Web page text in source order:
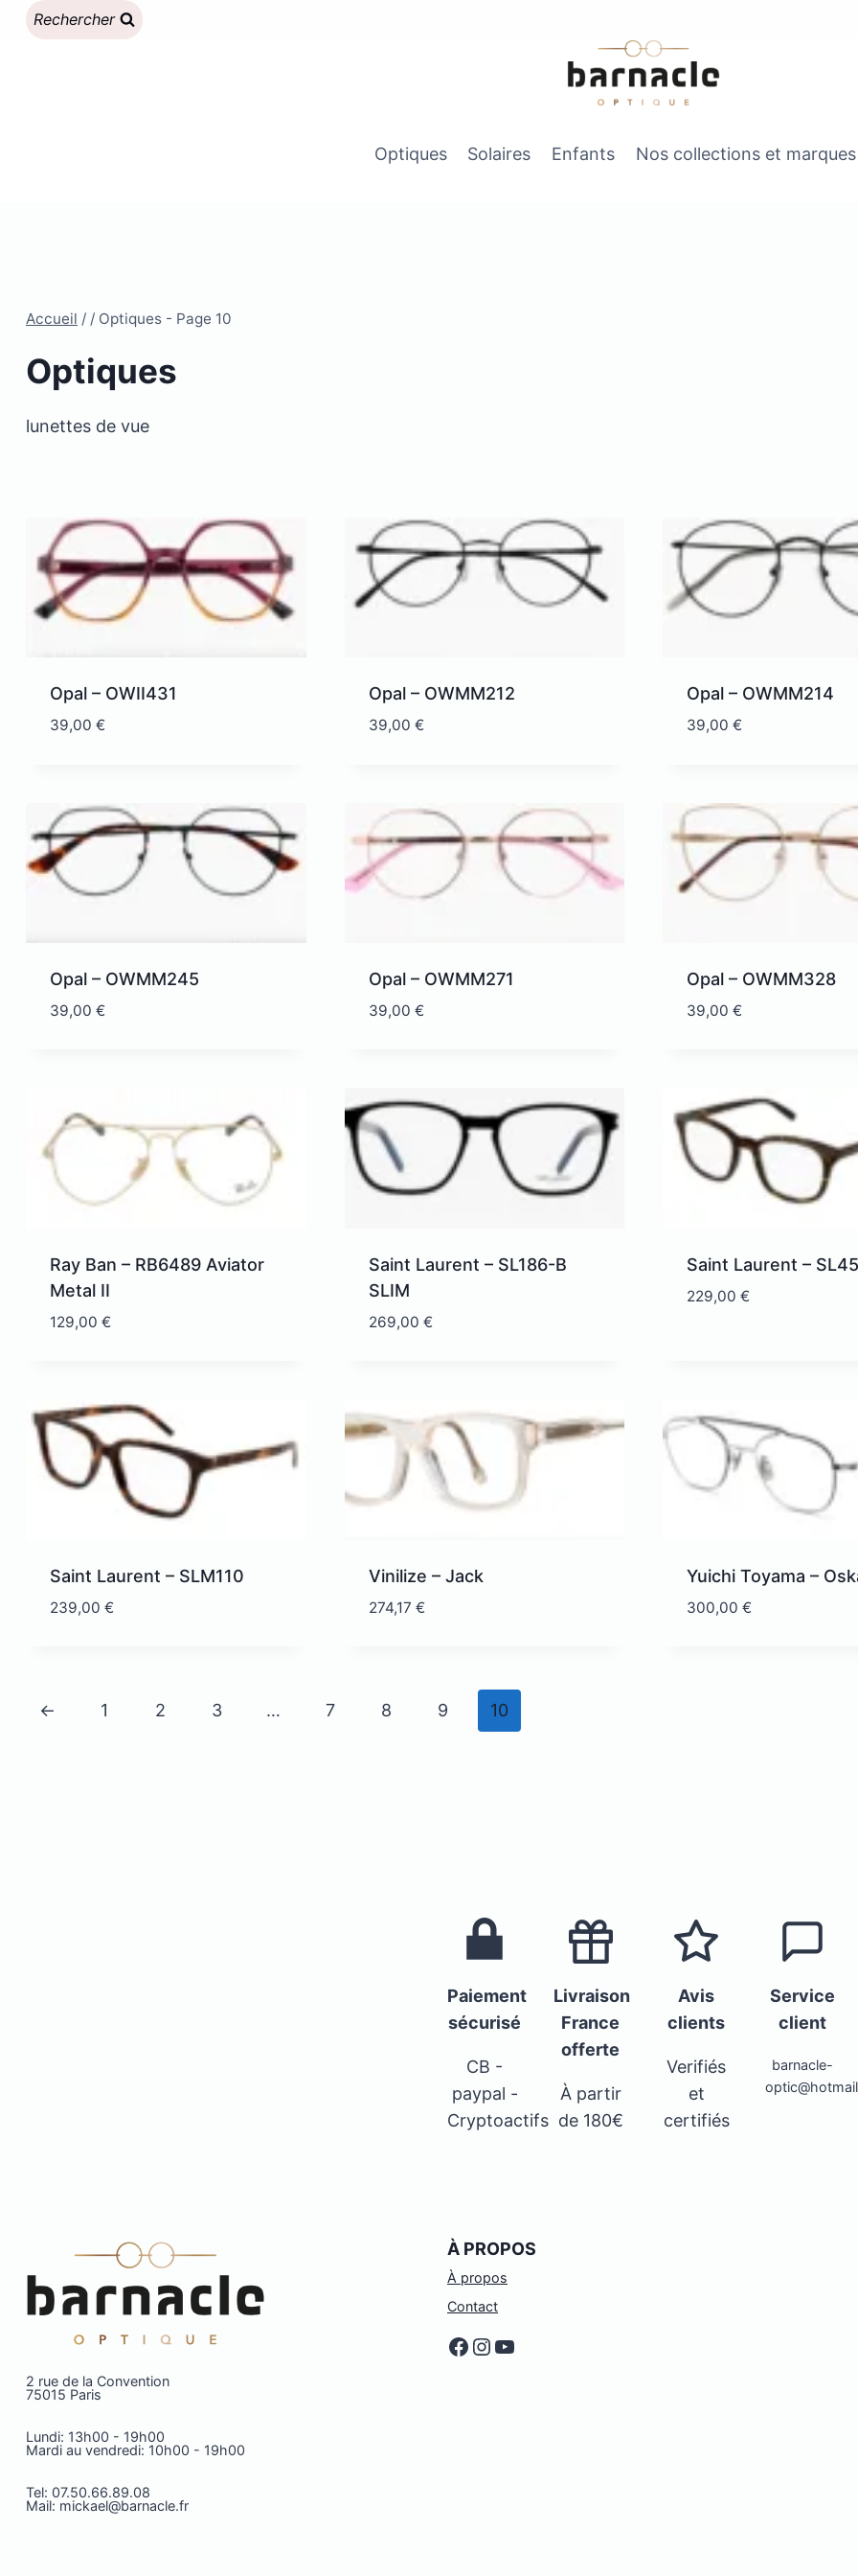
Rechercher
Optiques Solaires Enfants Nos collections et marques
Accueil / / Optiques - Page 10
Optiques
lunettes de vue
Opal – OWII431
39,00 €
Opal – OWMM212
39,00 €
Opal – OWMM214
39,00 €
Opal – OWMM245
39,00 €
Opal – OWMM271
39,00 €
Opal – OWMM328
39,00 €
Ray Ban – RB6489 Aviator
Metal II
129,00 €
Saint Laurent – SL186-B
SLIM
269,00 €
Saint Laurent –
229,00 €
Saint Laurent – SLM110
239,00 €
Vinilize – Jack
274,17 €
Yuichi Toyama –
300,00 €
← 1 2 3 … 7 8 9 10
Paiement
sécurisé
CB -
paypal -
Cryptoactifs
Livraison
France
offerte
À partir
de 180€
Avis
clients
Verifiés
et
certifiés
Service
client
barnacle-
2 rue de la Convention
75015 Paris
Lundi: 13h00 - 19h00
Mardi au vendredi: 10h00 - 19h00
Tel: 07.50.66.89.08
Mail: mickael@barnacle.fr
À PROPOS
À propos
Contact
Facebook
Instagram
YouTube